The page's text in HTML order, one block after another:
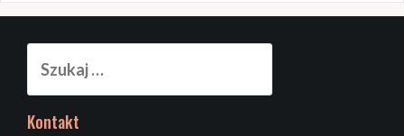
Kontakt